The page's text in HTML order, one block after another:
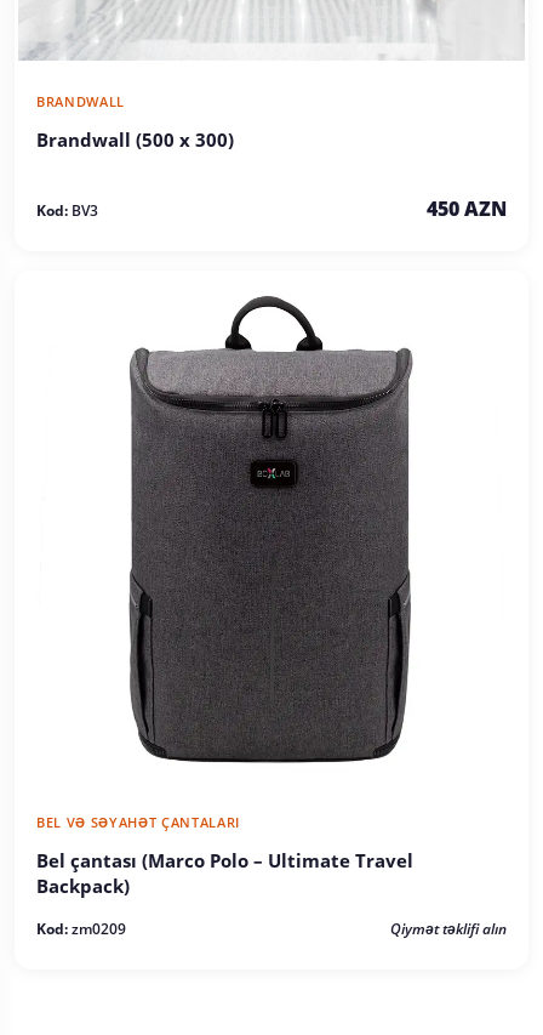
BRANDWALL
Brandwall (500 x 300)
Kod: BV3 450 AZN
BEL VƏ SƏYAHƏT ÇANTALARI
Bel çantası (Marco Polo – Ultimate Travel
Backpack)
Kod:zm0209 Qiymət təklifi alın